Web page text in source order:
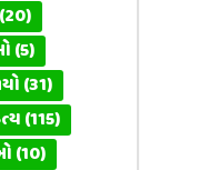
(20)
(5)
(31)
(115)
(10)